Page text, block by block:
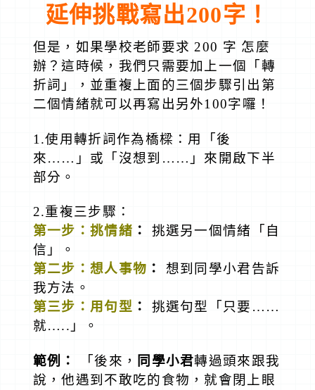
延伸挑戰寫出200字 ！
但是，如果學校老師要求 200 字 怎麼
辦？這時候，我們只需要加上一個「轉
折詞」，並重複上面的三個步驟引出第
二個情緒就可以再寫出另外100字囉！
1.使用轉折詞作為橋樑：用「後
來……」或「沒想到……」來開啟下半
部分。
2.重複三步驟：
第一步：挑情緒 ：
挑選另一個情緒「自
信」。
第二步：想人事物 ：
想到同學小君告訴
我方法。
第三步：用句型 ：
挑選句型「只要……
就…..」。
範例： 「後來， 同學小君轉過頭來跟我
說，他遇到不敢吃的食物，就會閉上眼